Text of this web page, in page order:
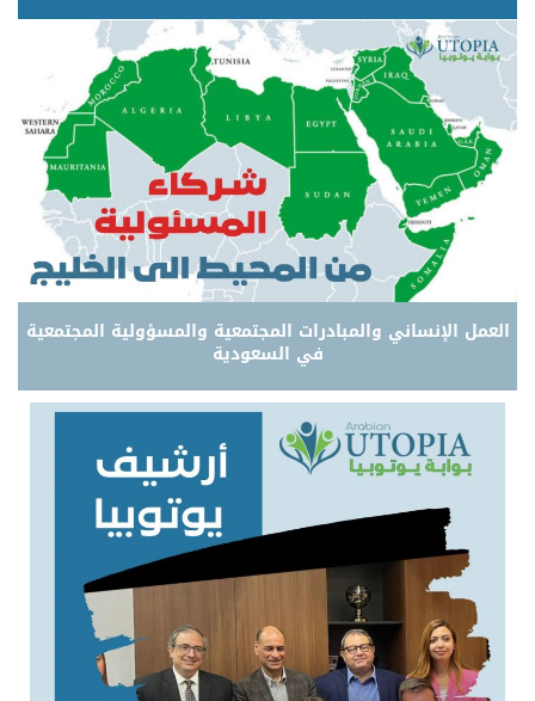
العمل الإنساني والمبادرات المجتمعية والمسؤولية المجتمعية
في السعودية